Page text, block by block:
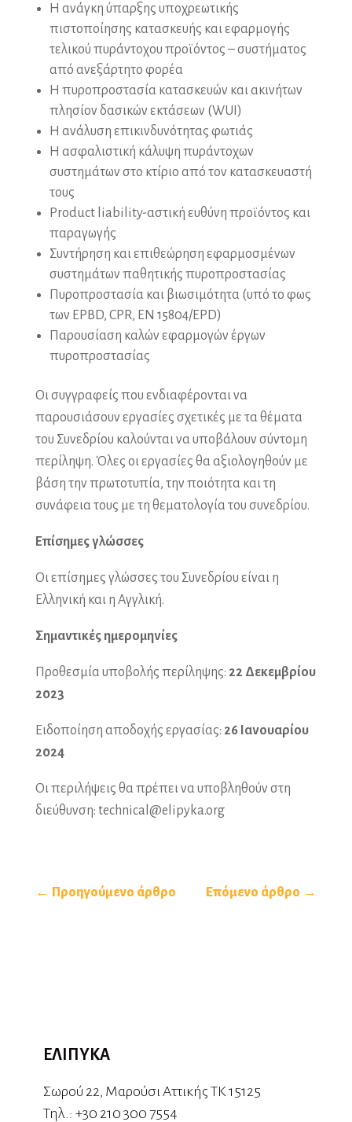
Η ανάγκη ύπαρξης υποχρεωτικής
πιστοποίησης κατασκευής και εφαρμογής
τελικού πυράντοχου προϊόντος – συστήματος
από ανεξάρτητο φορέα
Η πυροπροστασία κατασκευών και ακινήτων
πλησίον δασικών εκτάσεων (WUI)
Η ανάλυση επικινδυνότητας φωτιάς
Η ασφαλιστική κάλυψη πυράντοχων
συστημάτων στο κτίριο από τον κατασκευαστή
τους
Product liability-αστική ευθύνη προϊόντος και
παραγωγής
Συντήρηση και επιθεώρηση εφαρμοσμένων
συστημάτων παθητικής πυροπροστασίας
Πυροπροστασία και βιωσιμότητα (υπό το φως
των EPBD, CPR, ΕΝ 15804/EPD)
Παρουσίαση καλών εφαρμογών έργων
πυροπροστασίας
Οι συγγραφείς που ενδιαφέρονται να
παρουσιάσουν εργασίες σχετικές με τα θέματα
του Συνεδρίου καλούνται να υποβάλουν σύντομη
περίληψη. Όλες οι εργασίες θα αξιολογηθούν με
βάση την πρωτοτυπία, την ποιότητα και τη
συνάφεια τους με τη θεματολογία του συνεδρίου.
Επίσημες γλώσσες
Οι επίσημες γλώσσες του Συνεδρίου είναι η
Ελληνική και η Αγγλική.
Σημαντικές ημερομηνίες
Προθεσμία υποβολής περίληψης: 22 Δεκεμβρίου
2023
Ειδοποίηση αποδοχής εργασίας: 26 Ιανουαρίου
2024
Οι περιλήψεις θα πρέπει να υποβληθούν στη
διεύθυνση: technical@elipyka.org
← Προηγούμενο άρθρο Επόμενο άρθρο →
ΕΛΙΠΥΚΑ
Σωρού 22, Μαρούσι Αττικής ΤΚ 15125
Τηλ.: +30 210 300 7554